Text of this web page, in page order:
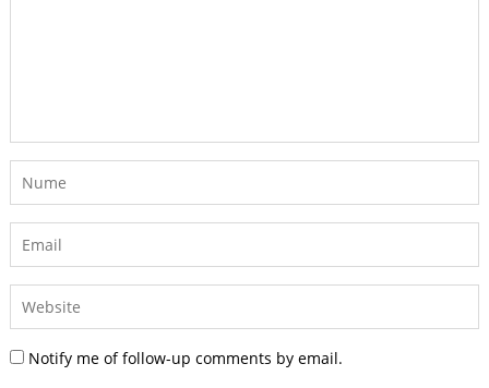
Notify me of follow-up comments by email.